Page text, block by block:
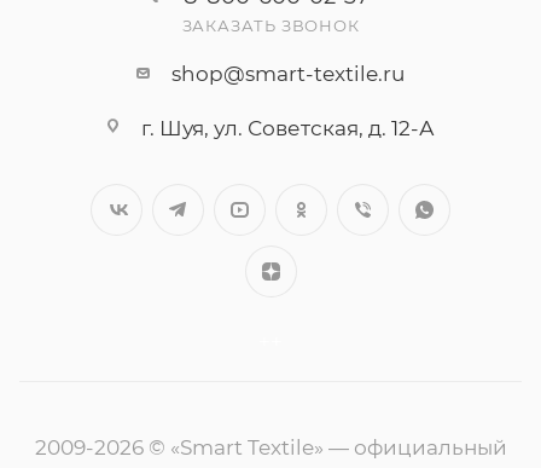
ЗАКАЗАТЬ ЗВОНОК
shop@smart-textile.ru
г. Шуя, ул. Советская, д. 12-А
2009-2026 © «Smart Textile» — официальный